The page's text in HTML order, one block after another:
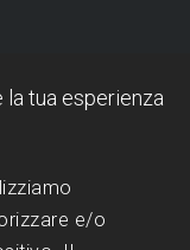
tua esperienza
e/o